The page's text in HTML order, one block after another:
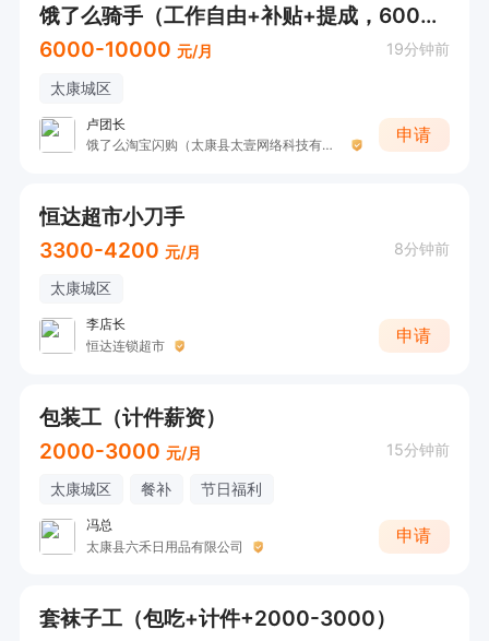
饿了么骑手（工作自由+补贴+提成，6000-10000元/月）
6000-10000 元/月 19分钟前
太康城区
卢团长
饿了么淘宝闪购（太康县太壹网络科技有限公司）
申请
恒达超市小刀手
3300-4200 元/月 8分钟前
太康城区
李店长
恒达连锁超市
申请
包装工（计件薪资）
2000-3000 元/月 15分钟前
太康城区 餐补 节日福利
冯总
太康县六禾日用品有限公司
申请
套袜子工（包吃+计件+2000-3000）